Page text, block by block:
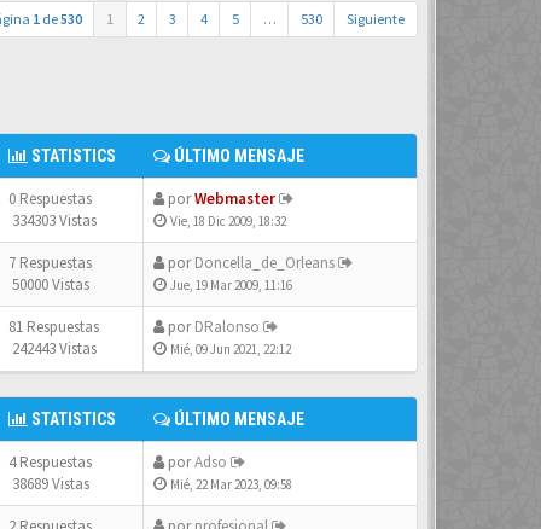
1 de530 1 2 3 4 5 … 530 Siguiente
STATISTICS ÚLTIMO MENSAJE
0 Respuestas
334303 Vistas
porWebmaster
Vie, 18 Dic 2009, 18:32
7 Respuestas
50000 Vistas
porDoncella_de_Orleans
Jue, 19 Mar 2009, 11:16
81 Respuestas
242443 Vistas
porDRalonso
Mié, 09 Jun 2021, 22:12
STATISTICS ÚLTIMO MENSAJE
4 Respuestas
38689 Vistas
porAdso
Mié, 22 Mar 2023, 09:58